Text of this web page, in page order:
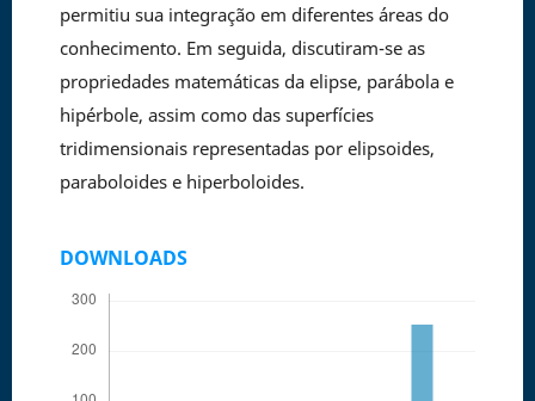
permitiu sua integração em diferentes áreas do
conhecimento. Em seguida, discutiram-se as
propriedades matemáticas da elipse, parábola e
hipérbole, assim como das superfícies
tridimensionais representadas por elipsoides,
paraboloides e hiperboloides.
DOWNLOADS